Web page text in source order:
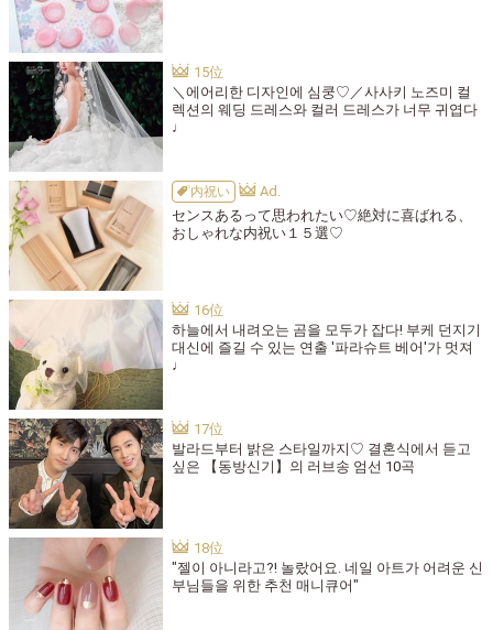
＼에어리한 디자인에 심쿵♡／사사키 노즈미 컬
렉션의 웨딩 드레스와 컬러 드레스가 너무 귀엽다
♩
内祝い
センスあるって思われたい♡絶対に喜ばれる、
おしゃれな内祝い１５選♡
하늘에서 내려오는 곰을 모두가 잡다! 부케 던지기
대신에 즐길 수 있는 연출 '파라슈트 베어'가 멋져
♩
발라드부터 밝은 스타일까지♡ 결혼식에서 듣고
싶은 【동방신기】의 러브송 엄선 10곡
"젤이 아니라고?! 놀랐어요. 네일 아트가 어려운 신
부님들을 위한 추천 매니큐어"